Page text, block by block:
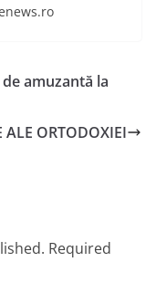
amuzantă la
ORTODOXIEI
Required